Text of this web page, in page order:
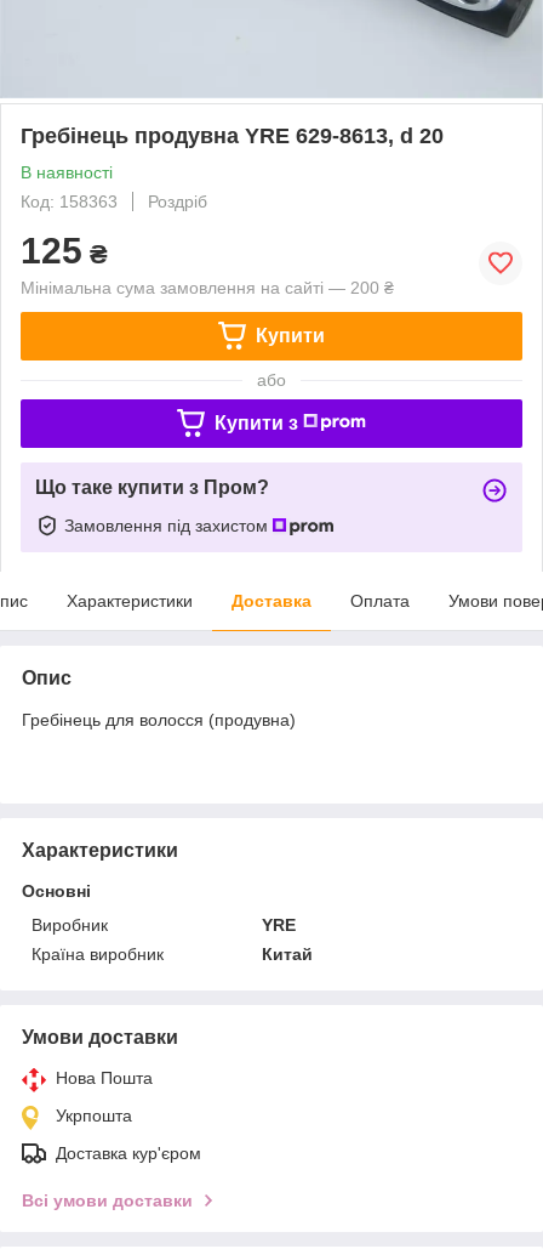
Гребінець продувна YRE 629-8613, d 20
В наявності
Код: 158363
Роздріб
125 ₴
Мінімальна сума замовлення на сайті — 200 ₴
Купити
або
Купити з
Що таке купити з Пром?
Замовлення під захистом
Характеристики Доставка Оплата Умови
Опис
Гребінець для волосся (продувна)
Характеристики
Основні
Виробник
YRE
Країна виробник
Китай
Умови доставки
Нова Пошта
Укрпошта
Доставка кур'єром
Всі умови доставки